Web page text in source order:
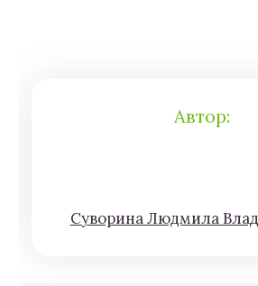
Автор:
Сyвoрина Людмилa